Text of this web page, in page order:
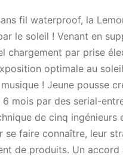
fil waterproof, la
le soleil ! Venant en
chargement par prise
optimale au
! Jeune pousse
6 mois par des serial-
de cinq ingénieurs
se faire connaître, leur
de produits. Un accord